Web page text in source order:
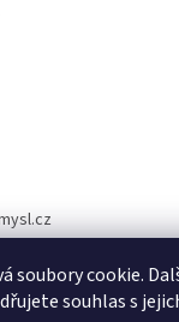
soubory cookie.
souhlas s